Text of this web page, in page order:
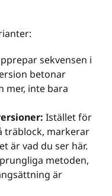
sekvensen i
betonar
mer, inte bara
Istället för
träblock, markerar
är vad du ser här.
metoden,
är